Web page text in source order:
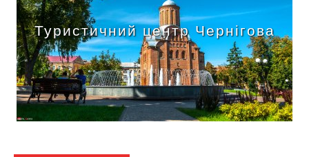
Туристичний центр Чернігова